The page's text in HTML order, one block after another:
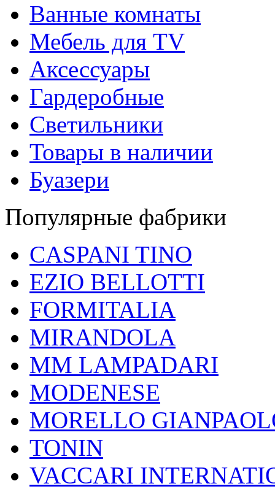
Ванные комнаты
Мебель для TV
Аксессуары
Гардеробные
Светильники
Товары в наличии
Буазери
Популярные фабрики
CASPANI TINO
EZIO BELLOTTI
FORMITALIA
MIRANDOLA
MM LAMPADARI
MODENESE
MORELLO
TONIN
VACCARI